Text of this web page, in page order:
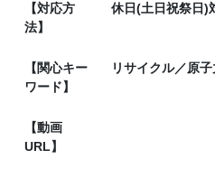
【対応方
法】
休日(土日祝祭日)
【関心キー
ワード】
リサイクル／原子
【動画
URL】